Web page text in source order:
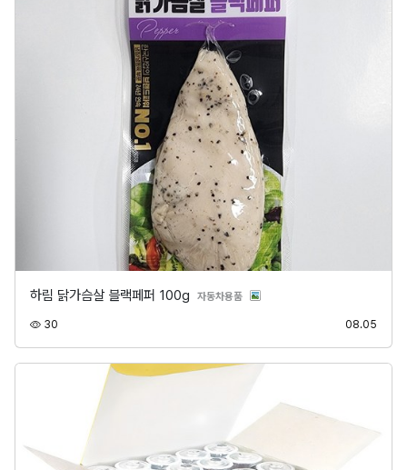
하림 닭가슴살 블랙페퍼 100g 자동차용품분류
30 08.05